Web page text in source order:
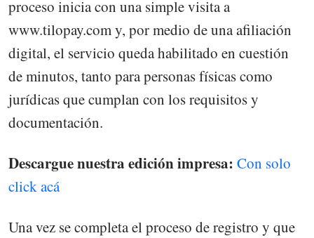
proceso inicia con una simple visita a
www.tilopay.com y, por medio de una afiliación
digital, el servicio queda habilitado en cuestión
de minutos, tanto para personas físicas como
jurídicas que cumplan con los requisitos y
documentación.
Descargue nuestra edición impresa: Con solo
click acá
Una vez se completa el proceso de registro y que